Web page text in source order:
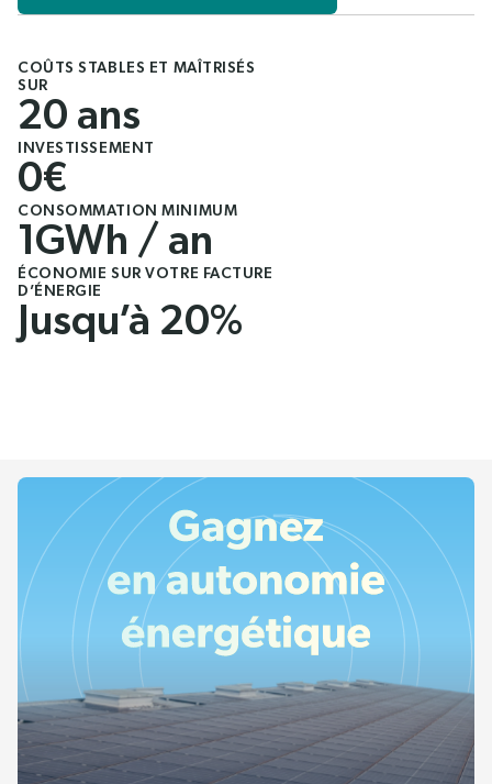
COÛTS STABLES ET MAÎTRISÉS
SUR
20 ans
INVESTISSEMENT
0€
CONSOMMATION MINIMUM
1GWh / an
ÉCONOMIE SUR VOTRE FACTURE
D’ÉNERGIE
Jusqu’à 20%